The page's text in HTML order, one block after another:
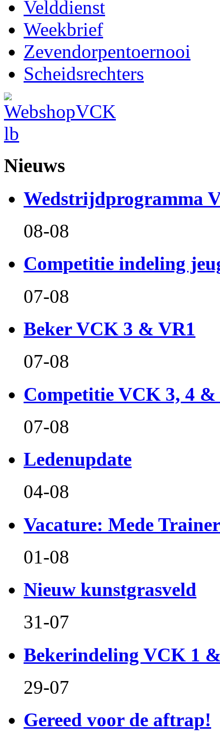
Velddienst
Weekbrief
Zevendorpentoernooi
Scheidsrechters
Nieuws
Wedstrijdprogramma
08-08
Competitie indeling
07-08
Beker VCK 3 & VR1
07-08
Competitie VCK 3, 4 &
07-08
Ledenupdate
04-08
Vacature: Mede
01-08
Nieuw kunstgrasveld
31-07
Bekerindeling VCK 1
29-07
Gereed voor de aftrap!